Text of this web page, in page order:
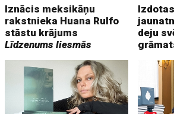
Iznācis meksikāņu
rakstnieka Huana Rulfo
stāstu krājums
Līdzenums liesmās
deju